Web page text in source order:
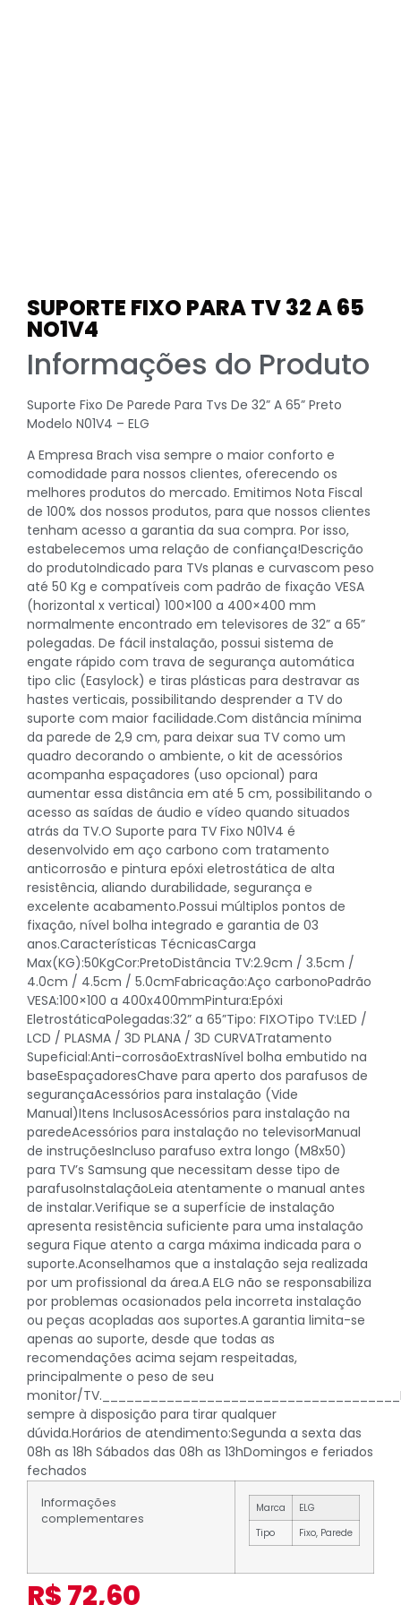
SUPORTE FIXO PARA TV 32 A 65
NO1V4
Informações do Produto
Suporte Fixo De Parede Para Tvs De 32” A 65” Preto
Modelo N01V4 – ELG
A Empresa Brach visa sempre o maior conforto e
comodidade para nossos clientes, oferecendo os
melhores produtos do mercado. Emitimos Nota Fiscal
de 100% dos nossos produtos, para que nossos clientes
tenham acesso a garantia da sua compra. Por isso,
estabelecemos uma relação de confiança!Descrição
do produtoIndicado para TVs planas e curvascom peso
até 50 Kg e compatíveis com padrão de fixação VESA
(horizontal x vertical) 100×100 a 400×400 mm
normalmente encontrado em televisores de 32” a 65”
polegadas. De fácil instalação, possui sistema de
engate rápido com trava de segurança automática
tipo clic (Easylock) e tiras plásticas para destravar as
hastes verticais, possibilitando desprender a TV do
suporte com maior facilidade.Com distância mínima
da parede de 2,9 cm, para deixar sua TV como um
quadro decorando o ambiente, o kit de acessórios
acompanha espaçadores (uso opcional) para
aumentar essa distância em até 5 cm, possibilitando o
acesso as saídas de áudio e vídeo quando situados
atrás da TV.O Suporte para TV Fixo N01V4 é
desenvolvido em aço carbono com tratamento
anticorrosão e pintura epóxi eletrostática de alta
resistência, aliando durabilidade, segurança e
excelente acabamento.Possui múltiplos pontos de
fixação, nível bolha integrado e garantia de 03
anos.Características TécnicasCarga
Max(KG):50KgCor:PretoDistância TV:2.9cm / 3.5cm /
4.0cm / 4.5cm / 5.0cmFabricação:Aço carbonoPadrão
VESA:100×100 a 400x400mmPintura:Epóxi
EletrostáticaPolegadas:32” a 65”Tipo: FIXOTipo TV:LED /
LCD / PLASMA / 3D PLANA / 3D CURVATratamento
Supeficial:Anti-corrosãoExtrasNível bolha embutido na
baseEspaçadoresChave para aperto dos parafusos de
segurançaAcessórios para instalação (Vide
Manual)Itens InclusosAcessórios para instalação na
paredeAcessórios para instalação no televisorManual
de instruçõesIncluso parafuso extra longo (M8x50)
para TV’s Samsung que necessitam desse tipo de
parafusoInstalaçãoLeia atentamente o manual antes
de instalar.Verifique se a superfície de instalação
apresenta resistência suficiente para uma instalação
segura Fique atento a carga máxima indicada para o
suporte.Aconselhamos que a instalação seja realizada
por um profissional da área.A ELG não se responsabiliza
por problemas ocasionados pela incorreta instalação
ou peças acopladas aos suportes.A garantia limita-se
apenas ao suporte, desde que todas as
recomendações acima sejam respeitadas,
principalmente o peso de seu
monitor/
sempre à disposição para tirar qualquer
dúvida.Horários de atendimento:Segunda a sexta das
08h as 18h Sábados das 08h as 13hDomingos e feriados
fechados
Informações
complementares
Marca
ELG
Tipo
Fixo, Parede
R$72,60